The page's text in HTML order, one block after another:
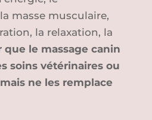
masse musculaire,
la relaxation, la
que le massage canin
soins vétérinaires ou
ne les remplace